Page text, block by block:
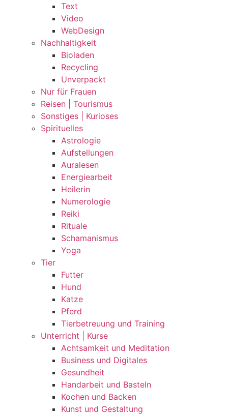
Text
Video
WebDesign
Nachhaltigkeit
Bioladen
Recycling
Unverpackt
Nur für Frauen
Reisen | Tourismus
Sonstiges | Kurioses
Spirituelles
Astrologie
Aufstellungen
Auralesen
Energiearbeit
Heilerin
Numerologie
Reiki
Rituale
Schamanismus
Yoga
Tier
Futter
Hund
Katze
Pferd
Tierbetreuung und Training
Unterricht | Kurse
Achtsamkeit und Meditation
Business und Digitales
Gesundheit
Handarbeit und Basteln
Kochen und Backen
Kunst und Gestaltung